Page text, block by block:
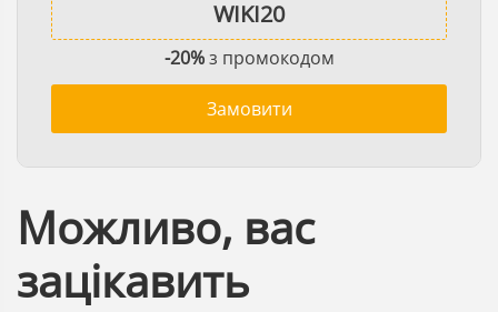
-20%з промокодом
Замовити
Можливо, вас
зацікавить